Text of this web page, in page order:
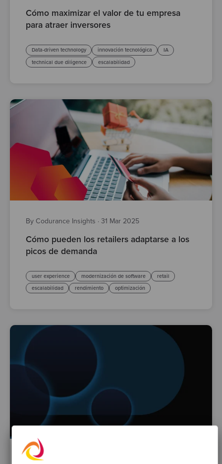
Cómo maximizar el valor de tu empresa
para atraer inversores
Data-driven technology innovación tecnológica
IA
technical due diligence
escalabilidad
By Codurance Insights · 31 Mar 2025
Cómo pueden los retailers adaptarse a los
picos de demanda
user experience modernización de software
retail
escalabilidad
rendimiento optimización
By Valeria Di Francesco